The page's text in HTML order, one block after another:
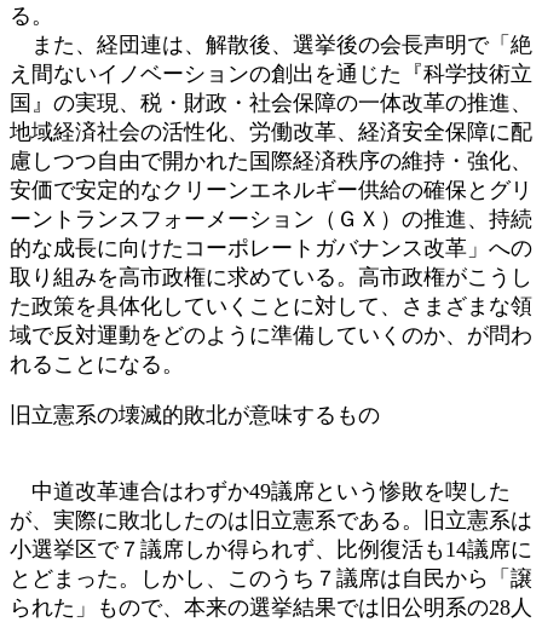
る。
また、経団連は、解散後、選挙後の会長声明で「絶
え間ないイノベーションの創出を通じた『科学技術立
国』の実現、税・財政・社会保障の一体改革の推進、
地域経済社会の活性化、労働改革、経済安全保障に配
慮しつつ自由で開かれた国際経済秩序の維持・強化、
安価で安定的なクリーンエネルギー供給の確保とグリ
ーントランスフォーメーション（ＧＸ）の推進、持続
的な成長に向けたコーポレートガバナンス改革」への
取り組みを高市政権に求めている。高市政権がこうし
た政策を具体化していくことに対して、さまざまな領
域で反対運動をどのように準備していくのか、が問わ
れることになる。
旧立憲系の壊滅的敗北が意味するもの
中道改革連合はわずか49議席という惨敗を喫した
が、実際に敗北したのは旧立憲系である。旧立憲系は
小選挙区で７議席しか得られず、比例復活も14議席に
とどまった。しかし、このうち７議席は自民から「譲
られた」もので、本来の選挙結果では旧公明系の28人